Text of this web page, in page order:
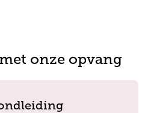
onze opvang